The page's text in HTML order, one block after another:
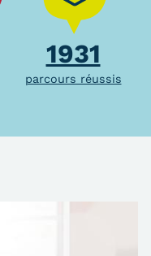
1931
parcours réussis